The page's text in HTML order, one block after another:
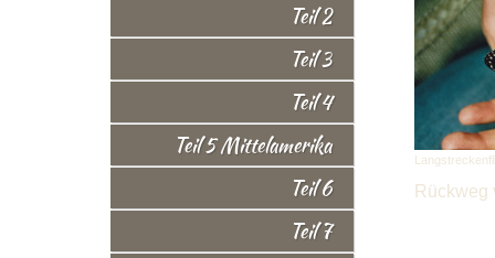
Teil 2
Teil 3
Teil 4
Teil 5 Mittelamerika
Teil 6
Teil 7
Rückweg